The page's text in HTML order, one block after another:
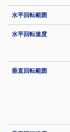
水平回転範囲
水平回転速度
垂直回転範囲